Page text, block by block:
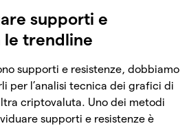
supporti e
le trendline
supporti e resistenze, dobbiamo
per l’analisi tecnica dei grafici di
criptovaluta. Uno dei metodi
supporti e resistenze è